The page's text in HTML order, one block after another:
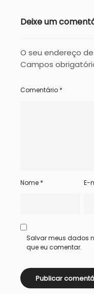
Deixe um
O seu endereço
Campos
Comentário *
Nome * E-
Salvar meus dados
que eu comentar.